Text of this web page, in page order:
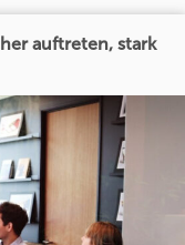
auftreten, stark